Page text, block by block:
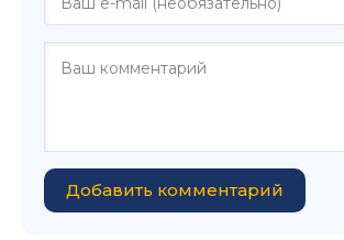
Добавить комментарий